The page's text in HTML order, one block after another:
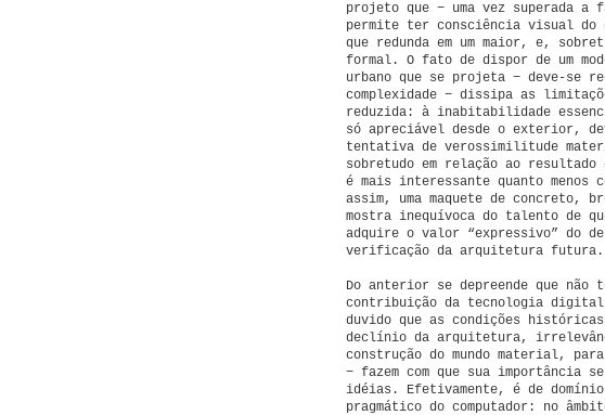
projeto que − uma vez superada
permite ter consciência visual do
que redunda em um maior, e,
formal. O fato de dispor de um
urbano que se projeta − deve-se
complexidade − dissipa as
reduzida: à inabitabilidade
só apreciável desde o exterior,
tentativa de verossimilitude
sobretudo em relação ao resultado
é mais interessante quanto
assim, uma maquete de concreto,
mostra inequívoca do talento de
adquire o valor “expressivo” do
verificação da arquitetura futura.
Do anterior se depreende que não
contribuição da tecnologia digital
duvido que as condições históricas
declínio da arquitetura,
construção do mundo material,
− fazem com que sua importância
idéias. Efetivamente, é de
pragmático do computador: no